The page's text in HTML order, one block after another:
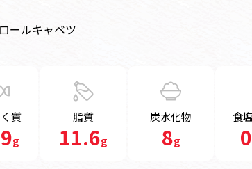
ールキャベツ
質
g
脂質
11.6g
炭水化物
8g
食